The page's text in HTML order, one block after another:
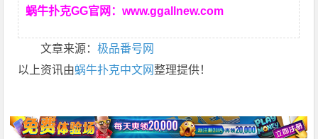
蜗牛扑克GG官网：www.ggallnew.com
文章来源：极品番号网
以上资讯由蜗牛扑克中文网整理提供！